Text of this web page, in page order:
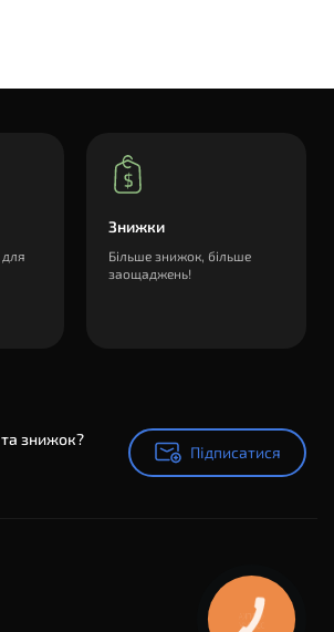
Знижки
Більше знижок, більше
заощаджень!
та знижок?
Підписатися
Підписатися